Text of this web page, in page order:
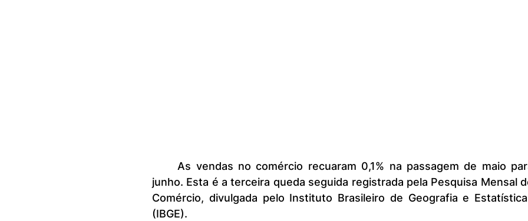
	As vendas no comércio recuaram 0,1% na passagem de maio para
junho. Esta é a terceira queda seguida registrada pela Pesquisa Mensal
Comércio, divulgada pelo Instituto Brasileiro de Geografia e
(IBGE).